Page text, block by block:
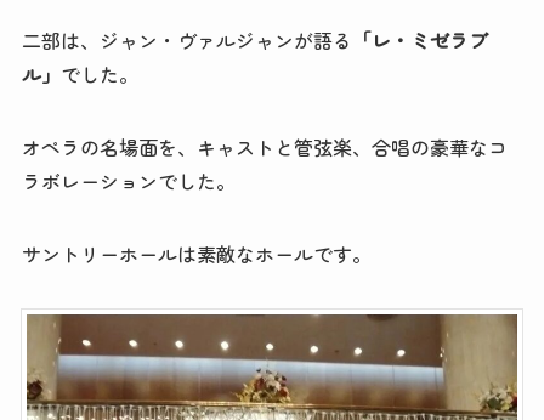
二部は、ジャン・ヴァルジャンが語る 「レ・ミゼラブ
ル」 でした。
オペラの名場面を、キャストと管弦楽、合唱の豪華なコ
ラボレーションでした。
サントリーホールは素敵なホールです。